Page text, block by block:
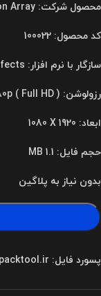
محصول شرکت: Motion Array
کد محصول: 100022
سازگار با نرم افزار: After Effects
رزولوشن: 1080p ( Full HD )
ابعاد:
1080 X 1920
حجم فایل: 1.1 MB
بدون نیاز به پلاگین
پسورد فایل: packtool.ir